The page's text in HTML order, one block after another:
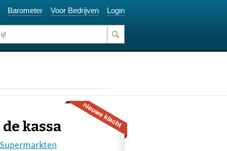
Barometer Voor Bedrijven Login
kassa
Supermarkten